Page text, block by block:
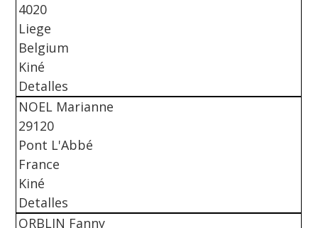
4020
Liege
Belgium
Kiné
Detalles
NOEL Marianne
29120
Pont L'Abbé
France
Kiné
Detalles
ORBLIN Fanny